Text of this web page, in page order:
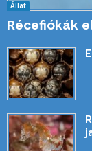
Állat
Récefiókák